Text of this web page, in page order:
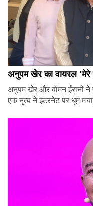
अनुपम खेर का वायरल 'मेरे
अनुपम खेर और बोमन ईरानी
एक नृत्य ने इंटरनेट पर धूम